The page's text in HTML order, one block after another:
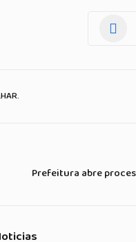
Prefeitura abre